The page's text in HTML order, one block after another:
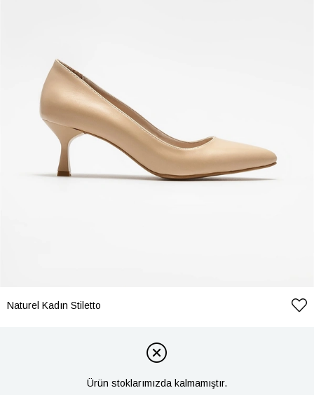
Naturel Kadın Stiletto
Ürün stoklarımızda kalmamıştır.